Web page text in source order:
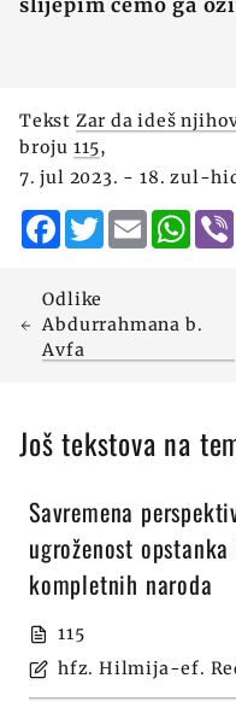
slijepim ćemo ga
Tekst Zar da ideš
broju 115,
7. jul 2023. - 18. zul-
Facebook
TwitterEmail
Odlike
Abdurrahmana b.
Avfa
Još tekstova na
Savremena
ugroženost
kompletnih naroda
115
hfz. Hilmija-ef.